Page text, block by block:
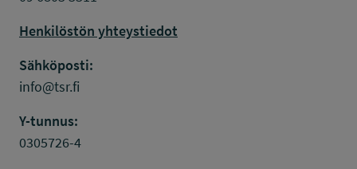
Henkilöstön yhteystiedot
Sähköposti:
info@tsr.fi
Y-tunnus:
0305726-4